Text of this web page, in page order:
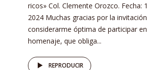
ricos» Col. Clemente Orozco. Fecha:
2024 Muchas gracias por la
considerarme óptima de participar
homenaje, que obliga...
REPRODUCIR